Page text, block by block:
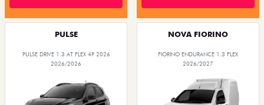
PULSE
PULSE DRIVE 1.3 AT FLEX 4P 2026
2026/2026
NOVA FIORINO
FIORINO ENDURANCE 1.3 FLEX
2026/2027